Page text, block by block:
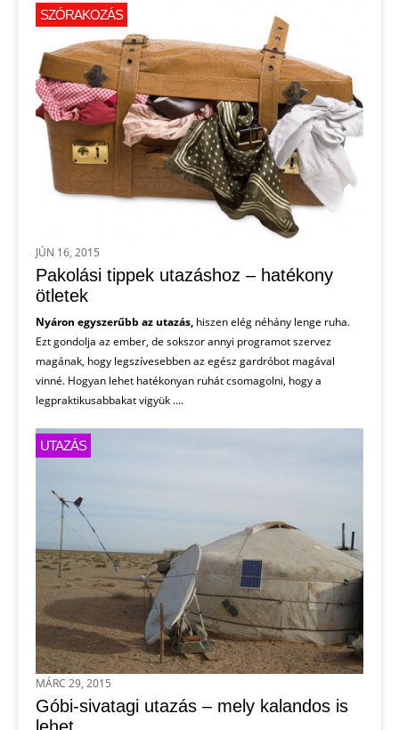
SZÓRAKOZÁS
JÚN 16, 2015
Pakolási tippek utazáshoz – hatékony
ötletek
Nyáron egyszerűbb az utazás, hiszen elég néhány lenge ruha.
Ezt gondolja az ember, de sokszor annyi programot szervez
magának, hogy legszívesebben az egész gardróbot magával
vinné. Hogyan lehet hatékonyan ruhát csomagolni, hogy a
legpraktikusabbakat vigyük ....
UTAZÁS
MÁRC 29, 2015
Góbi-sivatagi utazás – mely kalandos is